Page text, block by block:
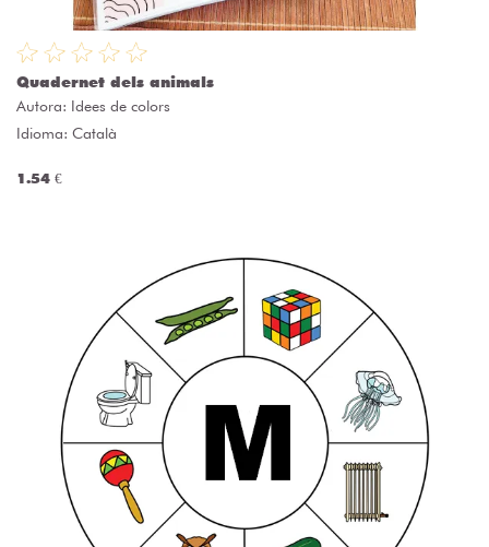
Quadernet dels animals
Autora: Idees de colors
Idioma: Català
1.54 €